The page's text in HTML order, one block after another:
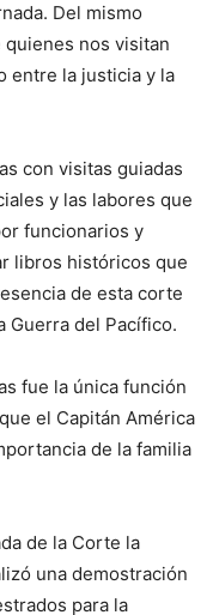
Del mismo
quienes nos visitan
entre la justicia y la
con visitas guiadas
y las labores que
funcionarios y
libros históricos que
de esta corte
Guerra del Pacífico.
fue la única función
el Capitán América
de la familia
de la Corte la
una demostración
para la